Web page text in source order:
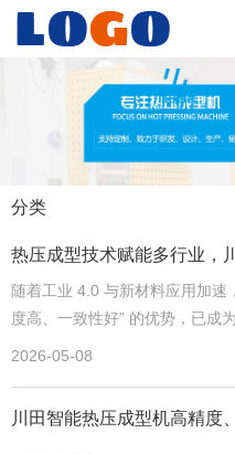
分类
热压成型技术赋能多行业，
随着工业 4.0 与新材料应用加速
度高、一致性好” 的优势，已成
工、新能源电池制造等领域的关
2026-05-08
川田智能热压成型机高精度